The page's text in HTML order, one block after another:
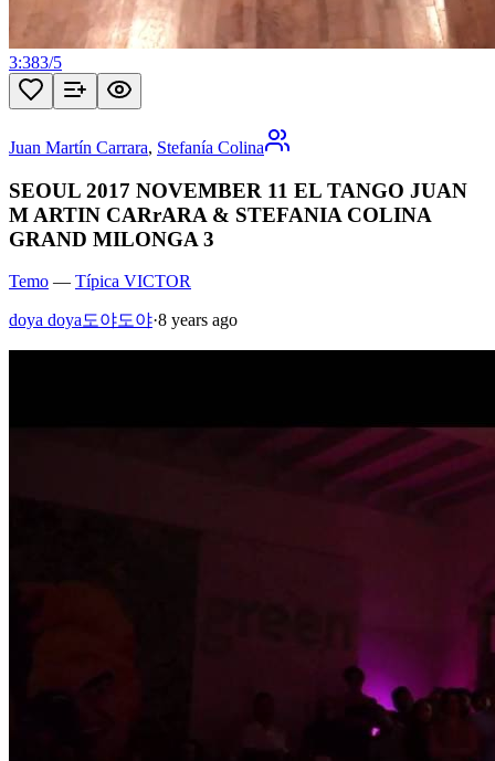
3:383/5
Juan Martín Carrara, Stefanía Colina
SEOUL 2017 NOVEMBER 11 EL TANGO JUAN
M ARTIN CARrARA & STEFANIA COLINA
GRAND MILONGA 3
Temo — Típica VICTOR
doya doya도야도야·8 years ago